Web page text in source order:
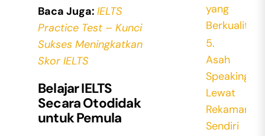
Baca Juga: IELTS
Practice Test – Kunci
Sukses Meningkatkan
Skor IELTS
Belajar IELTS
Secara Otodidak
untuk Pemula
yang
Berkualitas
5.
Asah
Speaking
Lewat
Rekaman
Sendiri